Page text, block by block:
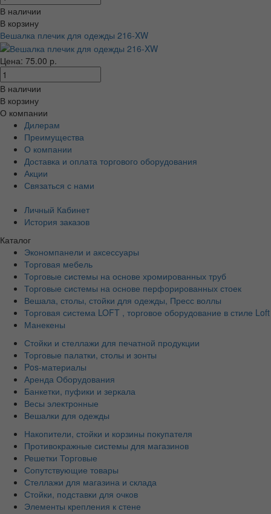
В наличии
В корзину
Вешалка плечик для одежды 216-XW
Цена: 75.00 р.
В наличии
В корзину
О компании
Дилерам
Преимущества
О компании
Доставка и оплата торгового оборудования
Акции
Связаться с нами
Личный Кабинет
История заказов
Каталог
Экономпанели и аксессуары
Торговая мебель
Торговые системы на основе хромированных труб
Торговые системы на основе перфорированных стоек
Вешала, столы, стойки для одежды, Пресс воллы
Торговая система LOFT , торговое оборудование в стиле Loft
Манекены
Стойки и стеллажи для печатной продукции
Торговые палатки, столы и зонты
Pos-материалы
Аренда Оборудования
Банкетки, пуфики и зеркала
Весы электронные
Вешалки для одежды
Накопители, стойки и корзины покупателя
Противокражные системы для магазинов
Решетки Торговые
Сопутствующие товары
Стеллажи для магазина и склада
Стойки, подставки для очков
Элементы крепления к стене